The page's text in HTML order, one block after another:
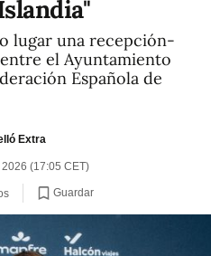
lugar una recepción-
el Ayuntamiento
Española de
Extra
(17:05 CET)
Guardar